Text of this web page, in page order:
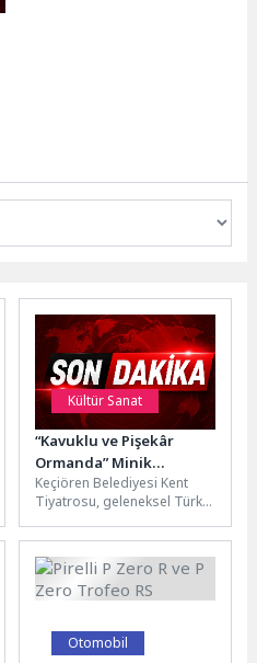
Kültür Sanat
“Kavuklu ve Pişekâr
Ormanda” Minik
İzleyicilerle Buluştu
Keçiören Belediyesi Kent
Tiyatrosu, geleneksel Türk
karakterleri Kavuklu ve
Pişekar’ı minik
tiyatroseverlerle
buluşturdu....
Otomobil